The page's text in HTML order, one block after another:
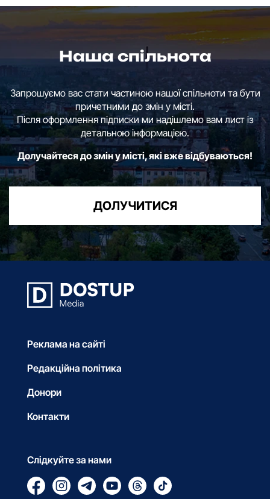
Наша спільнота
Запрошуємо вас стати частиною нашої спільноти та бути
причетними до змін у місті.
Після оформлення підписки ми надішлемо вам лист із
детальною інформацією.
Долучайтеся до змін у місті, які вже відбуваються!
ДОЛУЧИТИСЯ
Реклама на сайті
Редакційна політика
Донори
Контакти
Слідкуйте за нами